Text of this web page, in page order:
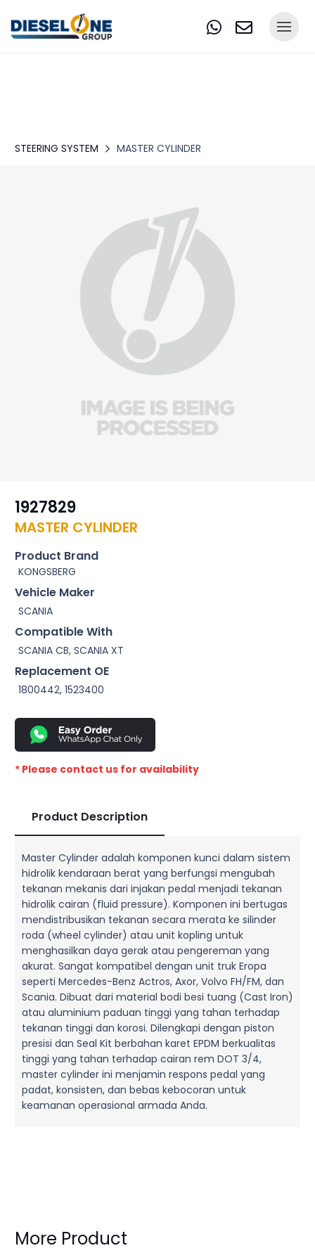
STEERING SYSTEM MASTER CYLINDER
1927829
MASTER CYLINDER
Product Brand
KONGSBERG
Vehicle Maker
SCANIA
Compatible With
SCANIA CB, SCANIA XT
Replacement OE
1800442, 1523400
* Please contact us for availability
Product Description
Master Cylinder adalah komponen kunci dalam sistem
hidrolik kendaraan berat yang berfungsi mengubah
tekanan mekanis dari injakan pedal menjadi tekanan
hidrolik cairan (fluid pressure). Komponen ini bertugas
mendistribusikan tekanan secara merata ke silinder
roda (wheel cylinder) atau unit kopling untuk
menghasilkan daya gerak atau pengereman yang
akurat. Sangat kompatibel dengan unit truk Eropa
seperti Mercedes-Benz Actros, Axor, Volvo FH/FM, dan
Scania. Dibuat dari material bodi besi tuang (Cast Iron)
atau aluminium paduan tinggi yang tahan terhadap
tekanan tinggi dan korosi. Dilengkapi dengan piston
presisi dan Seal Kit berbahan karet EPDM berkualitas
tinggi yang tahan terhadap cairan rem DOT 3/4,
master cylinder ini menjamin respons pedal yang
padat, konsisten, dan bebas kebocoran untuk
keamanan operasional armada Anda.
More Product